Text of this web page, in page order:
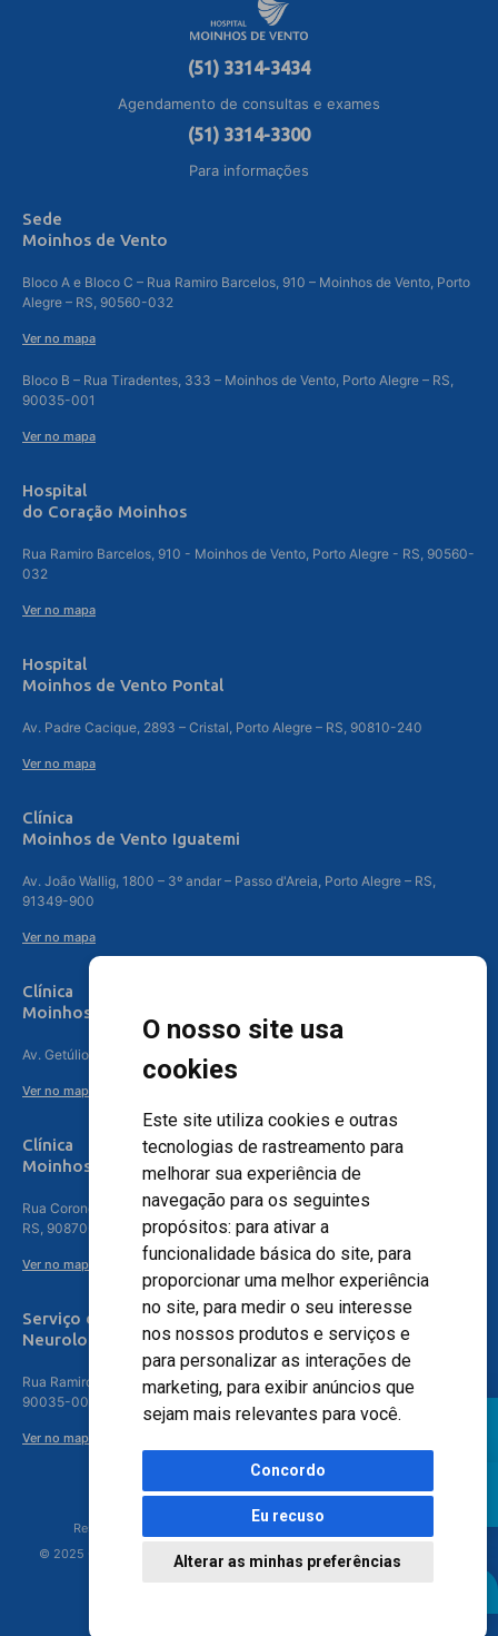
O nosso site usa
cookies
Este site utiliza cookies e outras
tecnologias de rastreamento para
melhorar sua experiência de
navegação para os seguintes
propósitos: para ativar a
funcionalidade básica do site, para
proporcionar uma melhor experiência
no site, para medir o seu interesse
nos nossos produtos e serviços e
para personalizar as interações de
marketing, para exibir anúncios que
sejam mais relevantes para você.
Concordo
Eu recuso
Alterar as minhas preferências
(51) 3314-3434
Agendamento de consultas e exames
(51) 3314-3300
Para informações
Sede
Moinhos de Vento
Bloco A e Bloco C – Rua Ramiro Barcelos, 910 – Moinhos de Vento, Porto
Alegre – RS, 90560-032
Ver no mapa
Bloco B – Rua Tiradentes, 333 – Moinhos de Vento, Porto Alegre – RS,
90035-001
Ver no mapa
Hospital
do Coração Moinhos
Rua Ramiro Barcelos, 910 - Moinhos de Vento, Porto Alegre - RS, 90560-
032
Ver no mapa
Hospital
Moinhos de Vento Pontal
Av. Padre Cacique, 2893 – Cristal, Porto Alegre – RS, 90810-240
Ver no mapa
Clínica
Moinhos de Vento Iguatemi
Av. João Wallig, 1800 – 3º andar – Passo d'Areia, Porto Alegre – RS,
91349-900
Ver no mapa
Clínica
Moinhos de Vento Canoas
Av. Getúlio Vargas, 4841 – Centro, Canoas – RS, 92010-010
Ver no mapa
Clínica
Moinhos de Vento - Teresópolis
Rua Coronel Aparício Borges, 250 - 3º andar - Teresópolis, Porto Alegre -
RS, 90870-016
Ver no mapa
Serviço de
Neurologia
Rua Ramiro Barcelos, 630 – 5º andar – Floresta, Porto Alegre – RS,
90035-001
Ver no mapa
Responsável Técnico: Dr. Luiz Antonio Nasi - CREMERS 11217
© 2025 - Hospital Moinhos de Vento - Registro Empresa (CRM-RS): 425